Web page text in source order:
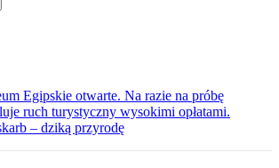
Egipskie otwarte. Na razie na próbę
ruch turystyczny wysokimi opłatami.
– dziką przyrodę